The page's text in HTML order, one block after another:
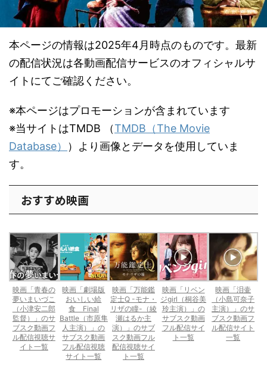
本ページの情報は2025年4月時点のものです。最新
の配信状況は各動画配信サービスのオフィシャルサ
イトにてご確認ください。
※本ページはプロモーションが含まれています
※当サイトはTMDB （TMDB（The Movie
Database）
）より画像とデータを使用していま
す。
おすすめ映画
映画「青春の
夢いまいづこ
（小津安二郎
監督）」のサ
ブスク動画フ
ル配信視聴サ
イト一覧
映画「劇場版
おいしい給
食 Final
Battle（市原隼
人主演）」の
サブスク動画
フル配信視聴
サイト一覧
映画「万能鑑
定士Q -モナ・
リザの瞳-（綾
瀬はるか主
演）」のサブ
スク動画フル
配信視聴サイ
ト一覧
映画「リベン
ジgirl（桐谷美
玲主演）」の
サブスク動画
フル配信サイ
ト一覧
映画「泪壷
（小島可奈子
主演）」のサ
ブスク動画フ
ル配信サイト
一覧